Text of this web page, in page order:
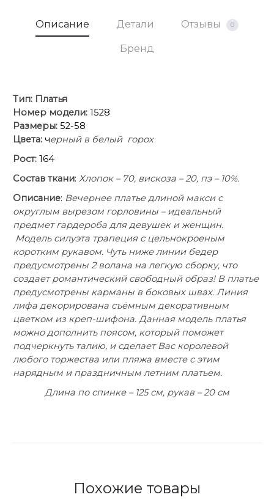
Описание Детали Отзывы 0
Бренд
Тип: Платья
Номер модели: 1528
Размеры: 52-58
Цвета: черный в белый горох
Рост: 164
Состав ткани: Хлопок – 70, вискоза – 20, пэ – 10%.
Описание: Вечернее платье длиной макси с
округлым вырезом горловины – идеальный
предмет гардероба для девушек и женщин.
Модель силуэта трапеция с цельнокроеным
коротким рукавом. Чуть ниже линии бедер
предусмотрены 2 волана на легкую сборку, что
создает романтический свободный образ! В платье
предусмотрены карманы в боковых швах. Линия
лифа декорирована съёмным декоративным
цветком из креп-шифона. Данная модель платья
можно дополнить поясом, который поможет
подчеркнуть талию, и сделает Вас королевой
любого торжества или пляжа вместе с этим
нарядным и праздничным летним платьем.
Длина по спинке – 125 см, рукав – 20 см
Похожие товары